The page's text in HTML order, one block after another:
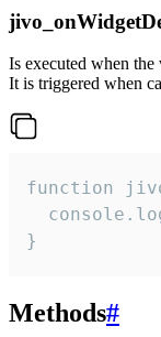
Is executed when
It is triggered when
function
}
Methods#